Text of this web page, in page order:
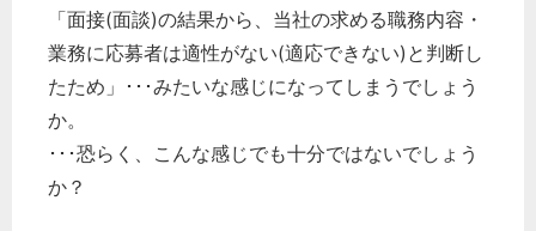
「面接(面談)の結果から、当社の求める職務内容・
業務に応募者は適性がない(適応できない)と判断し
たため」･･･みたいな感じになってしまうでしょう
か。
･･･恐らく、こんな感じでも十分ではないでしょう
か？